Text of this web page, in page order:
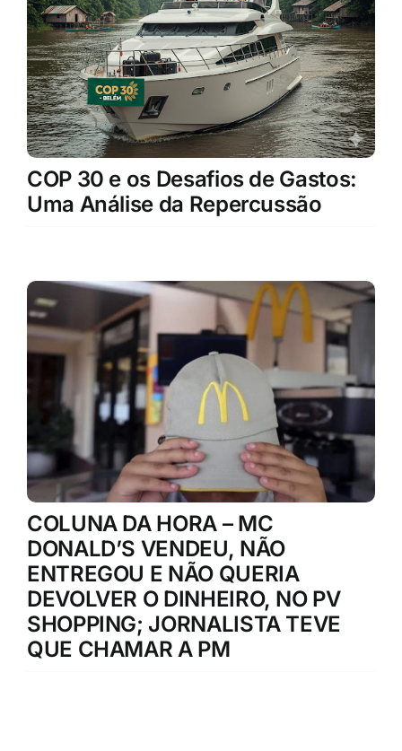
COP 30 e os Desafios de Gastos:
Uma Análise da Repercussão
COLUNA DA HORA – MC
DONALD’S VENDEU, NÃO
ENTREGOU E NÃO QUERIA
DEVOLVER O DINHEIRO, NO PV
SHOPPING; JORNALISTA TEVE
QUE CHAMAR A PM